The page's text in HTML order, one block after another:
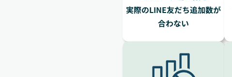
実際のLINE友だち追加数が
合わない